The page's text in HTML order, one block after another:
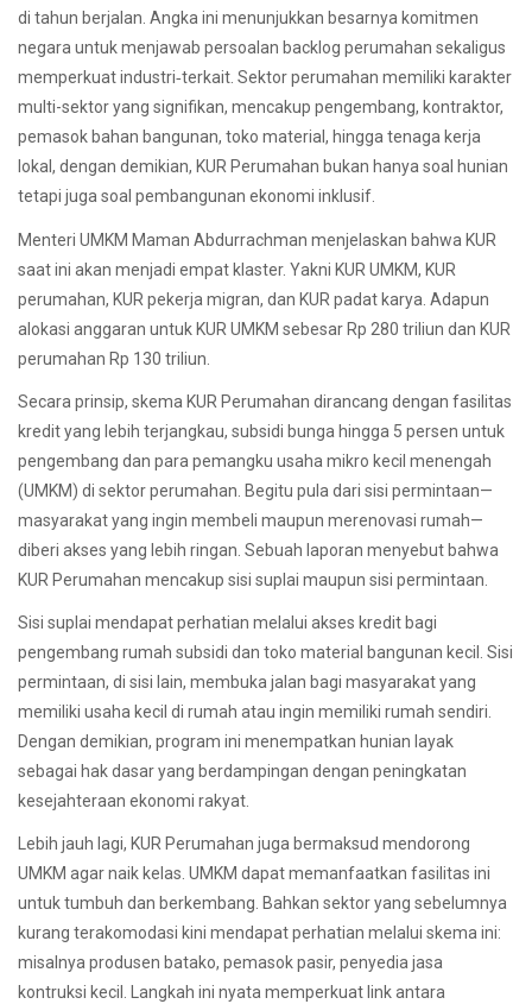
di tahun berjalan. Angka ini menunjukkan besarnya komitmen
negara untuk menjawab persoalan backlog perumahan sekaligus
memperkuat industri‐terkait. Sektor perumahan memiliki karakter
multi-sektor yang signifikan, mencakup pengembang, kontraktor,
pemasok bahan bangunan, toko material, hingga tenaga kerja
lokal, dengan demikian, KUR Perumahan bukan hanya soal hunian
tetapi juga soal pembangunan ekonomi inklusif.
Menteri UMKM Maman Abdurrachman menjelaskan bahwa KUR
saat ini akan menjadi empat klaster. Yakni KUR UMKM, KUR
perumahan, KUR pekerja migran, dan KUR padat karya. Adapun
alokasi anggaran untuk KUR UMKM sebesar Rp 280 triliun dan KUR
perumahan Rp 130 triliun.
Secara prinsip, skema KUR Perumahan dirancang dengan fasilitas
kredit yang lebih terjangkau, subsidi bunga hingga 5 persen untuk
pengembang dan para pemangku usaha mikro kecil menengah
(UMKM) di sektor perumahan. Begitu pula dari sisi permintaan—
masyarakat yang ingin membeli maupun merenovasi rumah—
diberi akses yang lebih ringan. Sebuah laporan menyebut bahwa
KUR Perumahan mencakup sisi suplai maupun sisi permintaan.
Sisi suplai mendapat perhatian melalui akses kredit bagi
pengembang rumah subsidi dan toko material bangunan kecil. Sisi
permintaan, di sisi lain, membuka jalan bagi masyarakat yang
memiliki usaha kecil di rumah atau ingin memiliki rumah sendiri.
Dengan demikian, program ini menempatkan hunian layak
sebagai hak dasar yang berdampingan dengan peningkatan
kesejahteraan ekonomi rakyat.
Lebih jauh lagi, KUR Perumahan juga bermaksud mendorong
UMKM agar naik kelas. UMKM dapat memanfaatkan fasilitas ini
untuk tumbuh dan berkembang. Bahkan sektor yang sebelumnya
kurang terakomodasi kini mendapat perhatian melalui skema ini:
misalnya produsen batako, pemasok pasir, penyedia jasa
kontruksi kecil. Langkah ini nyata memperkuat link antara